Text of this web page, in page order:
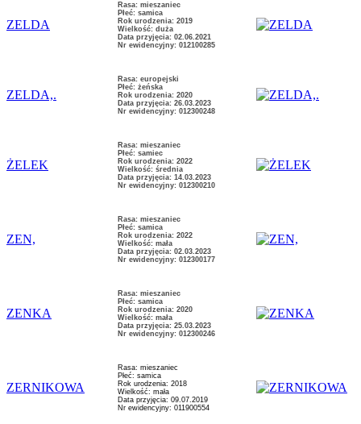
ZELDA
Rasa: mieszaniec
Płeć: samica
Rok urodzenia: 2019
Wielkość: duża
Data przyjęcia: 02.06.2021
Nr ewidencyjny: 012100285
ZELDA,.
Rasa: europejski
Płeć: żeńska
Rok urodzenia: 2020
Data przyjęcia: 26.03.2023
Nr ewidencyjny: 012300248
ŻELEK
Rasa: mieszaniec
Płeć: samiec
Rok urodzenia: 2022
Wielkość: średnia
Data przyjęcia: 14.03.2023
Nr ewidencyjny: 012300210
ZEN,
Rasa: mieszaniec
Płeć: samica
Rok urodzenia: 2022
Wielkość: mała
Data przyjęcia: 02.03.2023
Nr ewidencyjny: 012300177
ZENKA
Rasa: mieszaniec
Płeć: samica
Rok urodzenia: 2020
Wielkość: mała
Data przyjęcia: 25.03.2023
Nr ewidencyjny: 012300246
ZERNIKOWA
Rasa: mieszaniec
Płeć: samica
Rok urodzenia: 2018
Wielkość: mała
Data przyjęcia: 09.07.2019
Nr ewidencyjny: 011900554